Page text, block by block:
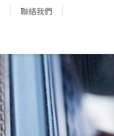
聯絡我們